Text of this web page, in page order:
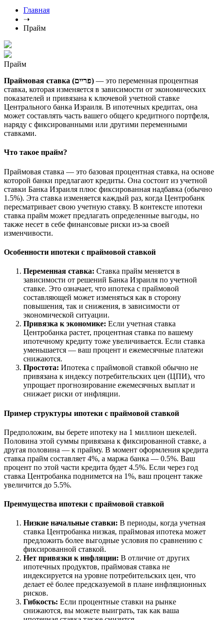
Главная
➝
Прайм
Прайм
Праймовая ставка (פריים) — это переменная процентная
ставка, которая изменяется в зависимости от экономических
показателей и привязана к ключевой учетной ставке
Центрального банка Израиля. В ипотечных кредитах, она
может составлять часть вашего общего кредитного портфеля,
наряду с фиксированными или другими переменными
ставками.
Что такое прайм?
Праймовая ставка — это базовая процентная ставка, на основе
которой банки предлагают кредиты. Она состоит из учетной
ставки Банка Израиля плюс фиксированная надбавка (обычно
1.5%). Эта ставка изменяется каждый раз, когда Центробанк
пересматривает свою учетную ставку. В контексте ипотеки
ставка прайм может предлагать определенные выгоды, но
также несет в себе финансовые риски из-за своей
изменчивости.
Особенности ипотеки с праймовой ставкой
Переменная ставка: Ставка прайм меняется в
зависимости от решений Банка Израиля по учетной
ставке. Это означает, что ипотека с праймовой
составляющей может изменяться как в сторону
повышения, так и снижения, в зависимости от
экономической ситуации.
Привязка к экономике: Если учетная ставка
Центробанка растет, процентная ставка по вашему
ипотечному кредиту тоже увеличивается. Если ставка
уменьшается — ваш процент и ежемесячные платежи
снижаются.
Простота: Ипотека с праймовой ставкой обычно не
привязана к индексу потребительских цен (ЦПИ), что
упрощает прогнозирование ежемесячных выплат и
снижает риски от инфляции.
Пример структуры ипотеки с праймовой ставкой
Предположим, вы берете ипотеку на 1 миллион шекелей.
Половина этой суммы привязана к фиксированной ставке, а
другая половина — к прайму. В момент оформления кредита
ставка прайм составляет 4%, а маржа банка — 0.5%. Ваш
процент по этой части кредита будет 4.5%. Если через год
ставка Центробанка поднимется на 1%, ваш процент также
увеличится до 5.5%.
Преимущества ипотеки с праймовой ставкой
Низкие начальные ставки: В периоды, когда учетная
ставка Центробанка низкая, праймовая ипотека может
предложить более выгодные условия по сравнению с
фиксированной ставкой.
Нет привязки к инфляции: В отличие от других
ипотечных продуктов, праймовая ставка не
индексируется на уровне потребительских цен, что
делает её более предсказуемой в плане инфляционных
рисков.
Гибкость: Если процентные ставки на рынке
снижаются, вы можете выиграть, так как ваша